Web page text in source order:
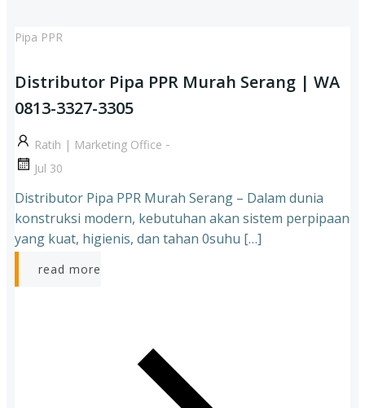
Pipa PPR
Distributor Pipa PPR Murah Serang | WA
0813-3327-3305
Ratih | Marketing Office -
Jul 30
Distributor Pipa PPR Murah Serang – Dalam dunia
konstruksi modern, kebutuhan akan sistem perpipaan
yang kuat, higienis, dan tahan 0suhu […]
read more